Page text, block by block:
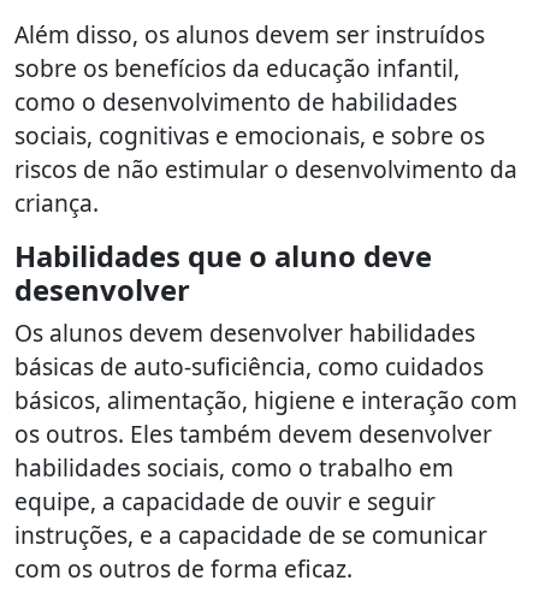
Além disso, os alunos devem ser instruídos
sobre os benefícios da educação infantil,
como o desenvolvimento de habilidades
sociais, cognitivas e emocionais, e sobre os
riscos de não estimular o desenvolvimento da
criança.
Habilidades que o aluno deve
desenvolver
Os alunos devem desenvolver habilidades
básicas de auto-suficiência, como cuidados
básicos, alimentação, higiene e interação com
os outros. Eles também devem desenvolver
habilidades sociais, como o trabalho em
equipe, a capacidade de ouvir e seguir
instruções, e a capacidade de se comunicar
com os outros de forma eficaz.